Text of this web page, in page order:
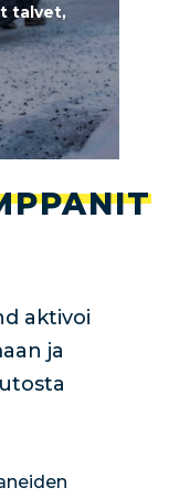
talvet,
aktivoi
ja